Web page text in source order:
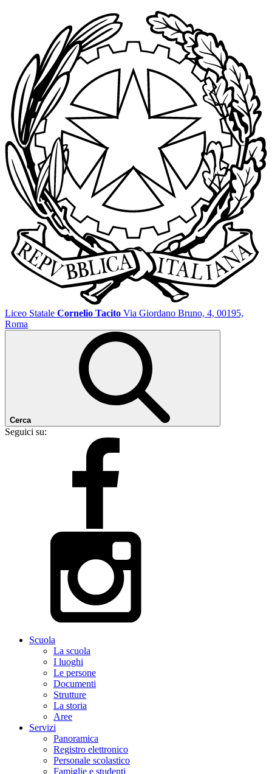
Liceo Statale Cornelio Tacito Via Giordano Bruno, 4, 00195,
Roma
Cerca
Seguici su:
Scuola
La scuola
I luoghi
Le persone
Documenti
Strutture
La storia
Aree
Servizi
Panoramica
Registro elettronico
Personale scolastico
Famiglie e studenti